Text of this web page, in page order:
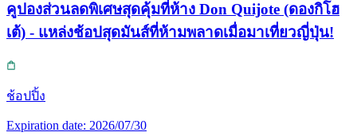
คูปองส่วนลดพิเศษสุดคุ้มที่ห้าง Don Quijote (ดองกิโฮ
เต้) - แหล่งช้อปสุดมันส์ที่ห้ามพลาดเมื่อมาเที่ยวญี่ปุ่น!
ช้อปปิ้ง
Expiration date: 2026/07/30